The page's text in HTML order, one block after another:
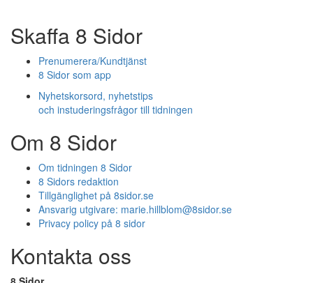
Skaffa 8 Sidor
Prenumerera/Kundtjänst
8 Sidor som app
Nyhetskorsord, nyhetstips
och instuderingsfrågor till tidningen
Om 8 Sidor
Om tidningen 8 Sidor
8 Sidors redaktion
Tillgänglighet på 8sidor.se
Ansvarig utgivare: marie.hillblom@8sidor.se
Privacy policy på 8 sidor
Kontakta oss